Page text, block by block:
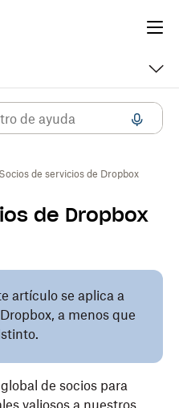
Socios de servicios de Dropbox
de Dropbox
artículo se aplica a
a menos que
de socios para
valiosos a nuestros